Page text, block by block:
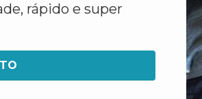
rápido e super